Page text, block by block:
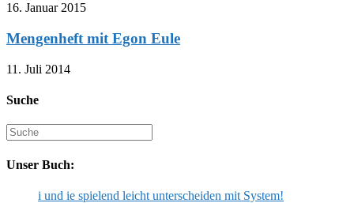
16. Januar 2015
Mengenheft mit Egon Eule
11. Juli 2014
Suche
Suche
nach:
Unser Buch:
i und ie spielend leicht unterscheiden mit System!